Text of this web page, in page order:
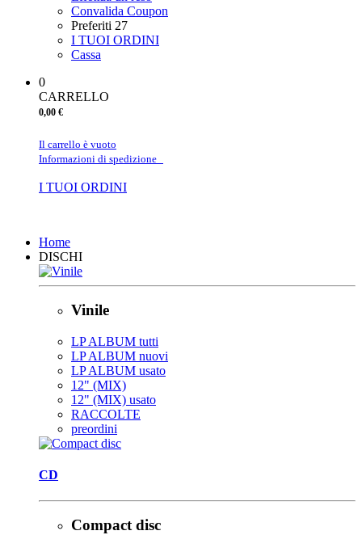
Convalida Coupon
Preferiti 27
I TUOI ORDINI
Cassa
0
CARRELLO
0,00 €
Il carrello è vuoto
Informazioni di spedizione
I TUOI ORDINI
Home
DISCHI
Vinile
LP ALBUM tutti
LP ALBUM nuovi
LP ALBUM usato
12" (MIX)
12" (MIX) usato
RACCOLTE
preordini
CD
Compact disc